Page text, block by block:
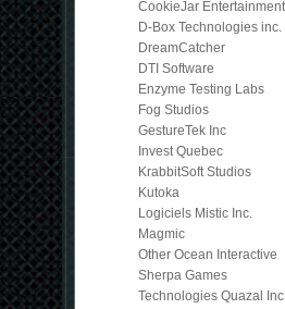
CookieJar Entertainment
D-Box Technologies inc.
DreamCatcher
DTI Software
Enzyme Testing Labs
Fog Studios
GestureTek Inc
Invest Quebec
KrabbitSoft Studios
Kutoka
Logiciels Mistic Inc.
Magmic
Other Ocean Interactive
Sherpa Games
Technologies Quazal